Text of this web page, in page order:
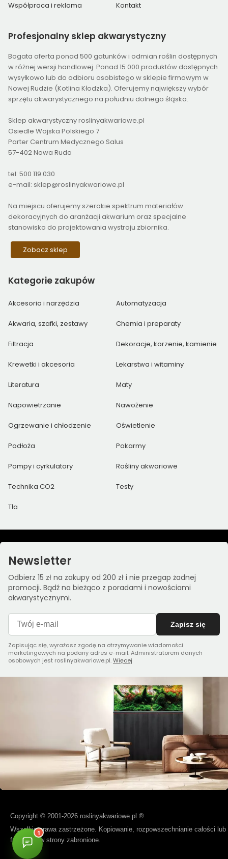
Współpraca i reklama Kontakt
Profesjonalny sklep akwarystyczny
Bogata oferta ponad 500 gatunków i odmian roślin dostępnych
w różnej wersji handlowej. Ponad 15 000 produktów dostępnych
wysyłkowo lub do odbioru osobistego w sklepie firmowym w
Nowej Rudzie (Kotlina Kłodzka). Oferujemy największy wybór
sprzętu akwarystycznego na południu dolnego śląska.
Sklep akwarystyczny roslinyakwariowe.pl
Osiedle Wojska Polskiego 7
Parter Centrum Medycznego Salus
57-402 Nowa Ruda
tel: 500 119 030
e-mail: sklep@roslinyakwariowe.pl
Na miejscu oferujemy szerokie spektrum materiałów
dekoracyjnych do aranżacji akwarium oraz specjalne
stanowisko do projektowania wystroju zbiornika.
Zobacz sklep
Kategorie zakupów
Akcesoria i narzędzia Automatyzacja
Akwaria, szafki, zestawy Chemia i preparaty
Filtracja Dekoracje, korzenie, kamienie
Krewetki i akcesoria Lekarstwa i witaminy
Literatura Maty
Napowietrzanie Nawożenie
Ogrzewanie i chłodzenie Oświetlenie
Podłoża Pokarmy
Pompy i cyrkulatory Rośliny akwariowe
Technika CO2 Testy
Tła
Newsletter
Odbierz 15 zł na zakupy od 200 zł i nie przegap żadnej
promocji. Bądź na bieżąco z poradami i nowościami
akwarystycznymi.
Zapisz się
Zapisując się, wyrażasz zgodę na otrzymywanie wiadomości
marketingowych na podany adres e-mail. Administratorem danych
osobowych jest roslinyakwariowe.pl.Więcej
Copyright © 2001-2026 roslinyakwariowe.pl ®
Wszelkie prawa zastrzeżone. Kopiowanie, rozpowszechnianie całości lub
fragmentów strony zabronione.